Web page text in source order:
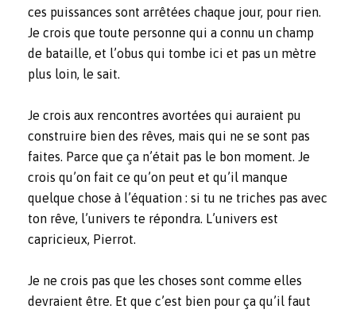
ces puissances sont arrêtées chaque jour, pour rien.
Je crois que toute personne qui a connu un champ
de bataille, et l’obus qui tombe ici et pas un mètre
plus loin, le sait.
Je crois aux rencontres avortées qui auraient pu
construire bien des rêves, mais qui ne se sont pas
faites. Parce que ça n’était pas le bon moment. Je
crois qu’on fait ce qu’on peut et qu’il manque
quelque chose à l’équation : si tu ne triches pas avec
ton rêve, l’univers te répondra. L’univers est
capricieux, Pierrot.
Je ne crois pas que les choses sont comme elles
devraient être. Et que c’est bien pour ça qu’il faut